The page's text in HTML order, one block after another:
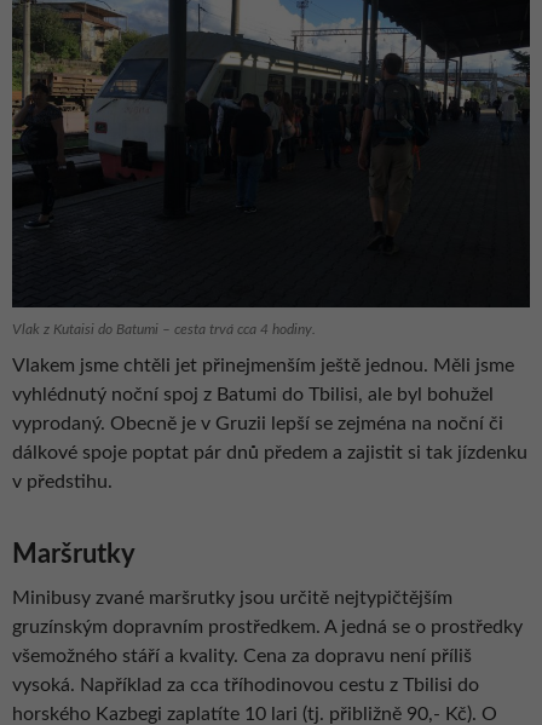
Vlak z Kutaisi do Batumi – cesta trvá cca 4 hodiny.
Vlakem jsme chtěli jet přinejmenším ještě jednou. Měli jsme
vyhlédnutý noční spoj z Batumi do Tbilisi, ale byl bohužel
vyprodaný. Obecně je v Gruzii lepší se zejména na noční či
dálkové spoje poptat pár dnů předem a zajistit si tak jízdenku
v předstihu.
Maršrutky
Minibusy zvané maršrutky jsou určitě nejtypičtějším
gruzínským dopravním prostředkem. A jedná se o prostředky
všemožného stáří a kvality. Cena za dopravu není příliš
vysoká. Například za cca tříhodinovou cestu z Tbilisi do
horského Kazbegi zaplatíte 10 lari (tj. přibližně 90,- Kč). O